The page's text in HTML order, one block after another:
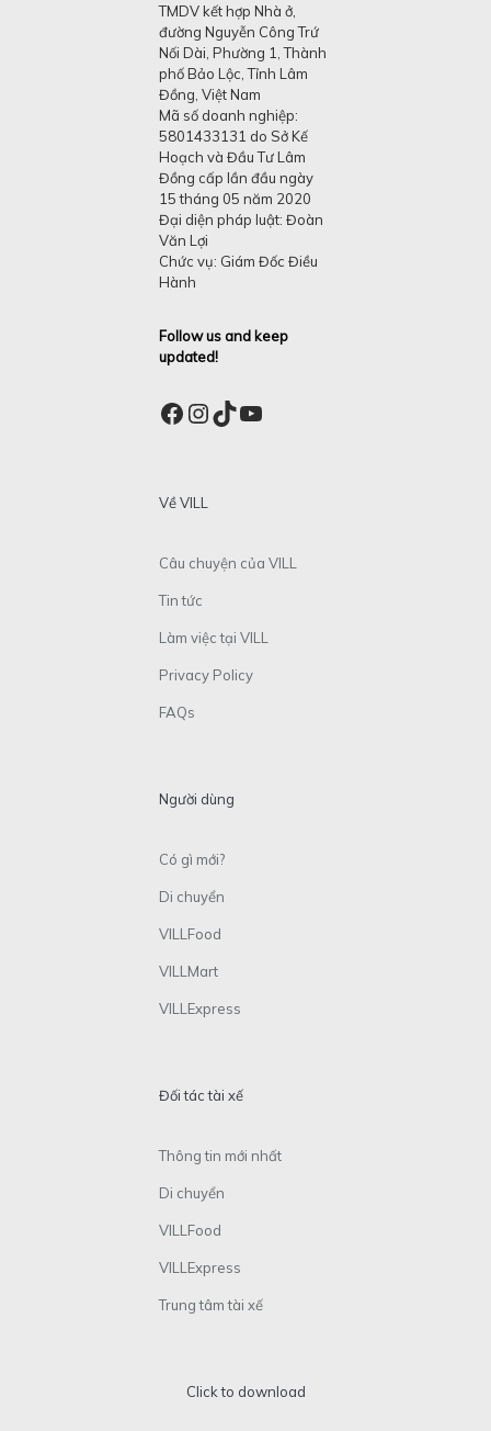
TMDV kết hợp Nhà ở,
đường Nguyễn Công Trứ
Nối Dài, Phường 1, Thành
phố Bảo Lộc, Tỉnh Lâm
Đồng, Việt Nam
Mã số doanh nghiệp:
5801433131 do Sở Kế
Hoạch và Đầu Tư Lâm
Đồng cấp lần đầu ngày
15 tháng 05 năm 2020
Đại diện pháp luật: Đoàn
Văn Lợi
Chức vụ: Giám Đốc Điều
Hành
Follow us and keep
updated!
Facebook
Instagram
TikTok
YouTube
Về VILL
Câu chuyện của VILL
Tin tức
Làm việc tại VILL
Privacy Policy
FAQs
Người dùng
Có gì mới?
Di chuyển
VILLFood
VILLMart
VILLExpress
Đối tác tài xế
Thông tin mới nhất
Di chuyển
VILLFood
VILLExpress
Trung tâm tài xế
Click to download